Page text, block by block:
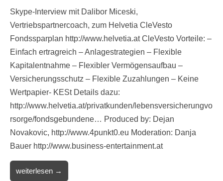
Skype-Interview mit Dalibor Miceski,
Vertriebspartnercoach, zum Helvetia CleVesto
Fondssparplan http://www.helvetia.at CleVesto Vorteile: –
Einfach ertragreich – Anlagestrategien – Flexible
Kapitalentnahme – Flexibler Vermögensaufbau –
Versicherungsschutz – Flexible Zuzahlungen – Keine
Wertpapier- KESt Details dazu:
http://www.helvetia.at/privatkunden/lebensversicherungvo
rsorge/fondsgebundene… Produced by: Dejan
Novakovic, http://www.4punkt0.eu Moderation: Danja
Bauer http://www.business-entertainment.at
weiterlesen →